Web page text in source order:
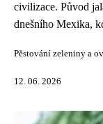
civilizace. Původ
dnešního Mexika,
Pěstování zeleniny a
12. 06. 2026